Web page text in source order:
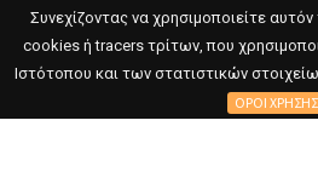
Συνεχίζοντας να χρησιμοποιείτε
cookies ή tracers τρίτων, που
Ιστότοπου και των στατιστικών
ΌΡΟΙ ΧΡΉΣΗΣ